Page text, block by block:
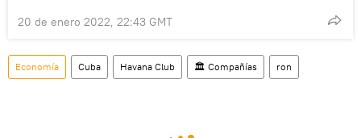
20 de enero 2022, 22:43 GMT
Economía Cuba Havana Club 🏛️ Compañías ron